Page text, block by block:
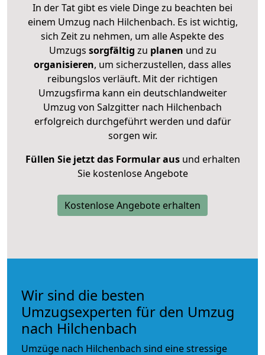
In der Tat gibt es viele Dinge zu beachten bei
einem Umzug nach Hilchenbach. Es ist wichtig,
sich Zeit zu nehmen, um alle Aspekte des
Umzugs sorgfältig zu planen und zu
organisieren, um sicherzustellen, dass alles
reibungslos verläuft. Mit der richtigen
Umzugsfirma kann ein deutschlandweiter
Umzug von Salzgitter nach Hilchenbach
erfolgreich durchgeführt werden und dafür
sorgen wir.
Füllen Sie jetzt das Formular ausund erhalten
Sie kostenlose Angebote
Kostenlose Angebote erhalten
Wir sind die besten
Umzugsexperten für den Umzug
nach Hilchenbach
Umzüge nach Hilchenbach sind eine stressige